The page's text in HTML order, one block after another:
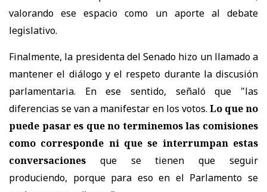
valorando ese espacio como un aporte al debate
legislativo.
Finalmente, la presidenta del Senado hizo un llamado a
mantener el diálogo y el respeto durante la discusión
parlamentaria. En ese sentido, señaló que "las
diferencias se van a manifestar en los votos. Lo que no
puede pasar es que no terminemos las comisiones
como corresponde ni que se interrumpan estas
conversaciones que se tienen que seguir
produciendo, porque para eso en el Parlamento se